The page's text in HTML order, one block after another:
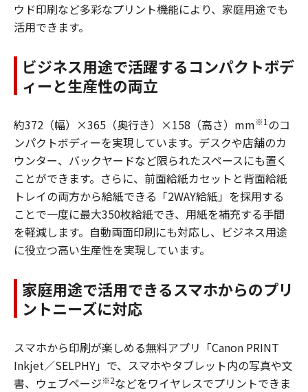
ウド印刷など多彩なプリント機能により、家庭用途でも
活用できます。
ビジネス用途で活躍するコンパクトボデ
ィーと生産性の両立
約372（幅）×365（奥行き）×158（高さ）mm※1 のコ
ンパクトボディーを実現しています。デスクや店舗のカ
ウンター、バックヤードなど限られたスペースにも置く
ことができます。さらに、前面給紙カセットと背面給紙
トレイの両方から給紙できる「2WAY給紙」を採用する
ことで一度に最大350枚給紙でき、用紙を補充する手間
を軽減します。自動両面印刷にも対応し、ビジネス用途
に役立つ高い生産性を実現しています。
家庭用途で活用できるスマホからのプリ
ントニーズに対応
スマホから印刷が楽しめる無料アプリ「Canon PRINT
Inkjet／SELPHY」で、スマホやタブレット内の写真や文
書、ウェブページ※2などをワイヤレスでプリントできま